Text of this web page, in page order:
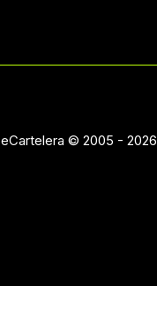
eCartelera © 2005 - 2026